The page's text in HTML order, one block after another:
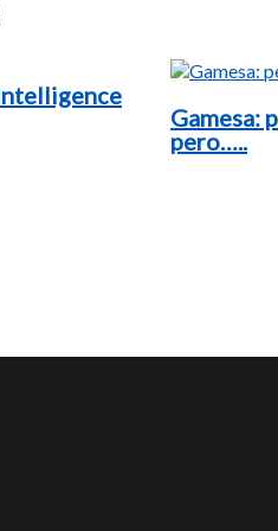
Gamesa:
pero…..